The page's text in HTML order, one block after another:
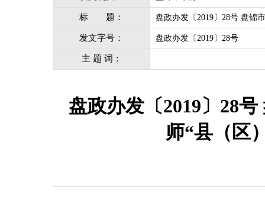
标 题： 盘政办发〔2019〕28号 盘锦
发文字号： 盘政办发〔2019〕28号
主 题 词：
盘政办发〔2019〕28
师“县（区